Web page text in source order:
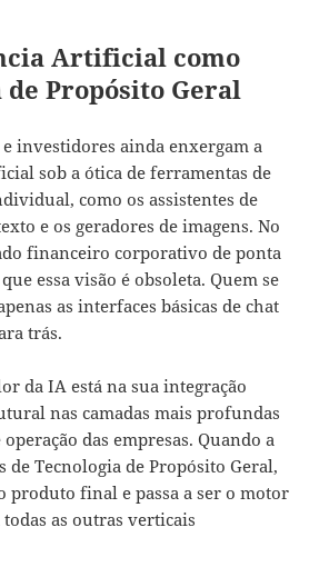
Artificial como
de Propósito Geral
investidores ainda enxergam a
sob a ótica de ferramentas de
como os assistentes de
e os geradores de imagens. No
financeiro corporativo de ponta
essa visão é obsoleta. Quem se
as interfaces básicas de chat
trás.
da IA está na sua integração
nas camadas mais profundas
das empresas. Quando a
de Tecnologia de Propósito Geral,
produto final e passa a ser o motor
as outras verticais